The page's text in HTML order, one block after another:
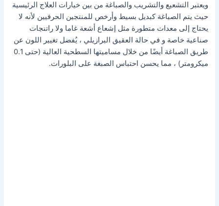
ويعتبر التشعيع والتشريب والصباغة من بين خيارات العلاج الرئيسية
حيث يتم الصباغة كبديل بسيط وأرخص للمنتجين الحرفيين لأنه لا
يحتاج إلى معدات متطورة مثل إشعاع أشعة غاما ولا راتنجات
صناعية خاصة و في حالة العقيق البرازيلي ، يُفضل تغيير اللون عن
طريق الصباغة أيضًا من خلال مساميتها السطحية العالية (حتى 0.1
ميكرومتر) ، مما يحسن احتباس الصبغة على البلورات.